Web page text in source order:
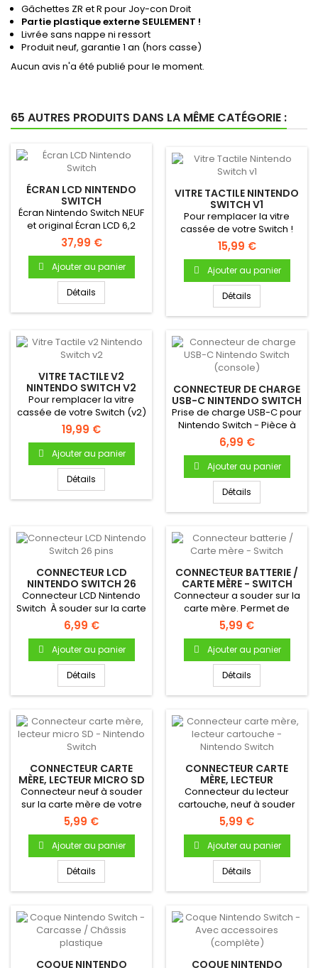
Gâchettes ZR et R pour Joy-con Droit
Partie plastique externe SEULEMENT !
Livrée sans nappe ni ressort
Produit neuf, garantie 1 an (hors casse)
Aucun avis n'a été publié pour le moment.
65 AUTRES PRODUITS DANS LA MÊME CATÉGORIE :
ÉCRAN LCD NINTENDO
SWITCH
Écran Nintendo Switch NEUF
et original Écran LCD 6,2
pouces Neuf &...
37,99 €
Ajouter au panier
Détails
VITRE TACTILE NINTENDO
SWITCH V1
Pour remplacer la vitre
cassée de votre Switch !
Tactile de remplacement
NEUF...
15,99 €
Ajouter au panier
Détails
VITRE TACTILE V2
NINTENDO SWITCH V2
Pour remplacer la vitre
cassée de votre Switch (v2)
! Tactile de remplacement...
19,99 €
Ajouter au panier
Détails
CONNECTEUR DE CHARGE
USB-C NINTENDO SWITCH
(CONSOLE)
Prise de charge USB-C pour
Nintendo Switch - Pièce à
souder sur la carte mère...
6,99 €
Ajouter au panier
Détails
CONNECTEUR LCD
NINTENDO SWITCH 26
PINS
Connecteur LCD Nintendo
Switch À souder sur la carte
mère de votre console...
6,99 €
Ajouter au panier
Détails
CONNECTEUR BATTERIE /
CARTE MÈRE - SWITCH
Connecteur a souder sur la
carte mère. Permet de
connecter la batterie à la...
5,99 €
Ajouter au panier
Détails
CONNECTEUR CARTE
MÈRE, LECTEUR MICRO SD
- NINTENDO SWITCH
Connecteur neuf à souder
sur la carte mère de votre
Nintendo Switch
5,99 €
Ajouter au panier
Détails
CONNECTEUR CARTE
MÈRE, LECTEUR
CARTOUCHE - NINTENDO
SWITCH
Connecteur du lecteur
cartouche, neuf à souder
sur la carte mère de votre...
5,99 €
Ajouter au panier
Détails
COQUE NINTENDO
COQUE NINTENDO